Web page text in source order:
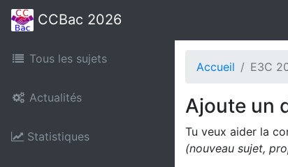
CCBac 2026
Tous les sujets
Actualités
Statistiques
Accueil E3C
Ajoute un
Tu veux aider la
(nouveau sujet,